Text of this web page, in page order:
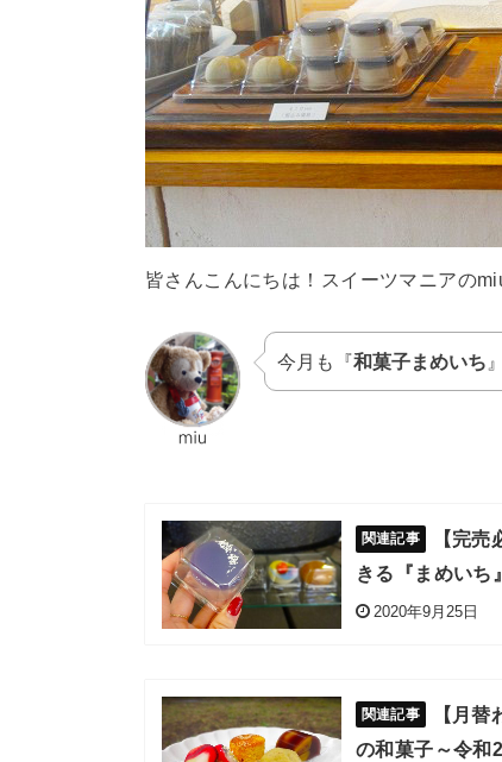
皆さんこんにちは！スイーツマニアの
今月も『和菓子まめいち
【完
きる『まめいち
2020年9月25日
【月
の和菓子～令和